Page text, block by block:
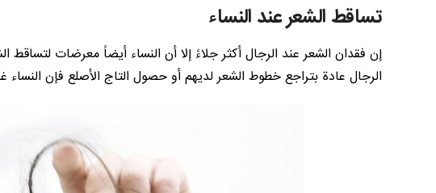
تساقط الشعر عند النساء
إن فقدان الشعر عند الرجال أكثر جلاءً إلا أن النساء أيضاً معرضات
الرجال عادة بتراجع خطوط الشعر لديهم أو حصول التاج الأصلع فإن النساء